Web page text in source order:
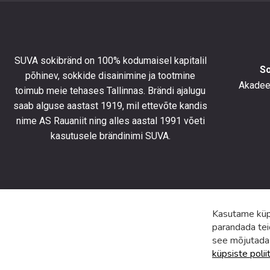
olla
kursis
SUVA sokibränd on 100% kodumaisel kapitalil
põhinev, sokkide disainimine ja tootmine
toimub meie tehases Tallinnas. Brändi ajalugu
saab alguse aastast 1919, mil ettevõte kandis
nime AS Rauaniit ning alles aastal 1991 võeti
kasutusele brändinimi SUVA.
Kasutame
parandada
see
küpsiste